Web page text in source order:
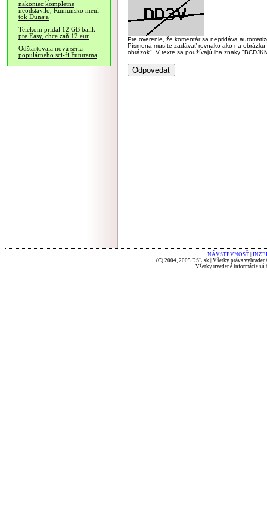
nakoniec kompletne
neodstavilo, Rumunsko mení
tok Dunaja
Telekom pridal 12 GB balík
pre Easy, chce zaň 12 eur
Odštartovala nová séria
populárneho sci-fi Futurama
Pre overenie, že komentár sa nepridáva
Písmená musíte zadávať rovnako ako na
obrázok". V texte sa používajú iba znaky
NÁVŠTEVNOSŤ
(C) 2004, 2005 DSL.sk | Všetky práva
Všetky uvedené informácie sú